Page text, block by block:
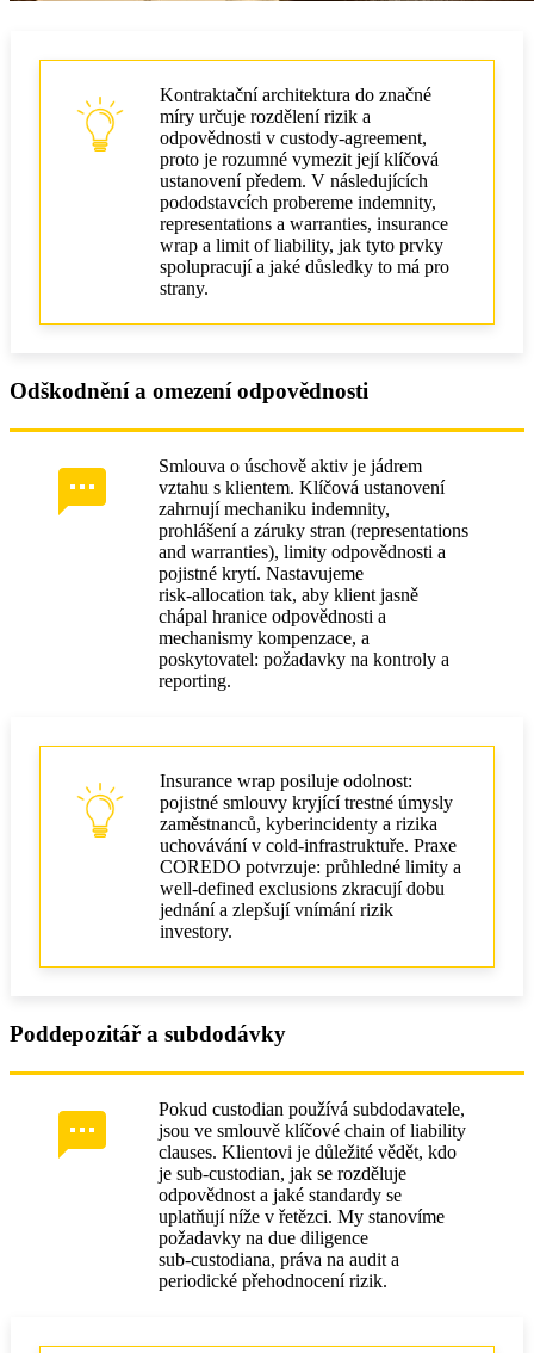
Kontraktační architektura do značné
míry určuje rozdělení rizik a
odpovědnosti v custody‑agreement,
proto je rozumné vymezit její klíčová
ustanovení předem. V následujících
pododstavcích probereme indemnity,
representations a warranties, insurance
wrap a limit of liability, jak tyto prvky
spolupracují a jaké důsledky to má pro
strany.
Odškodnění a omezení odpovědnosti
Smlouva o úschově aktiv je jádrem
vztahu s klientem. Klíčová ustanovení
zahrnují mechaniku indemnity,
prohlášení a záruky stran (representations
and warranties), limity odpovědnosti a
pojistné krytí. Nastavujeme
risk‑allocation tak, aby klient jasně
chápal hranice odpovědnosti a
mechanismy kompenzace, a
poskytovatel: požadavky na kontroly a
reporting.
Insurance wrap posiluje odolnost:
pojistné smlouvy kryjící trestné úmysly
zaměstnanců, kyberincidenty a rizika
uchovávání v cold‑infrastruktuře. Praxe
COREDO potvrzuje: průhledné limity a
well‑defined exclusions zkracují dobu
jednání a zlepšují vnímání rizik
investory.
Poddepozitář a subdodávky
Pokud custodian používá subdodavatele,
jsou ve smlouvě klíčové chain of liability
clauses. Klientovi je důležité vědět, kdo
je sub‑custodian, jak se rozděluje
odpovědnost a jaké standardy se
uplatňují níže v řetězci. My stanovíme
požadavky na due diligence
sub‑custodiana, práva na audit a
periodické přehodnocení rizik.